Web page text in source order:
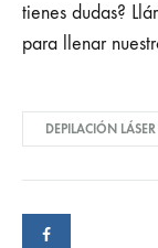
tienes dudas?
para llenar
DEPILACIÓN LÁSER